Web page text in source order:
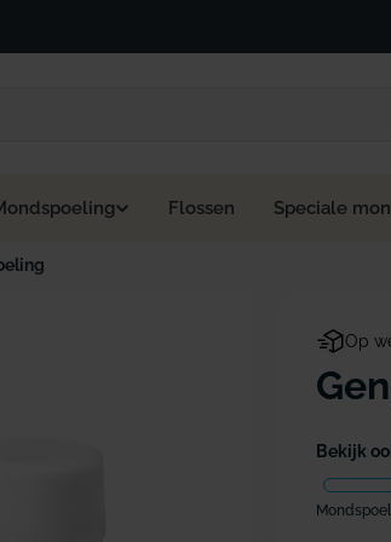
Flossen Speciale
Op
Bekijk